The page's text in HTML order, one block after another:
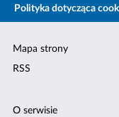
Polityka dotycząca
Mapa strony
RSS
O serwisie